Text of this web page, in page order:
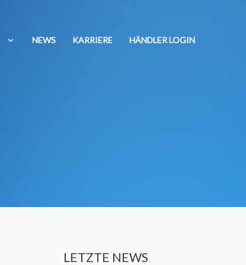
NEWS KARRIERE HÄNDLER LOGIN
LETZTE NEWS